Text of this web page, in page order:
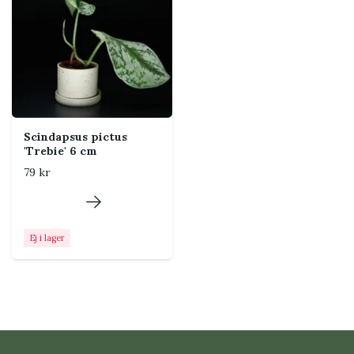
Luftfuktighet
ofta bra, men något högre
luftfuktighet gynnar nya blad
och klättrande tillväxt.
Temperatur
Trivs bäst varmt och jämnt,
Scindapsus pictus
'Trebie' 6 cm
79 kr
Ej i lager